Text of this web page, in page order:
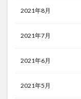
2021年8月
2021年7月
2021年6月
2021年5月